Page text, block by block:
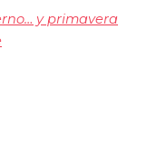
y primavera